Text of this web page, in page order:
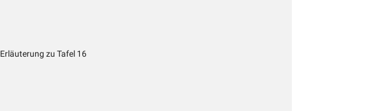
Erläuterung zu Tafel 16